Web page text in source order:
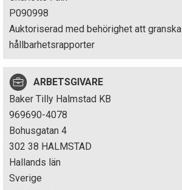
n
s
p
e
k
t
i
P090998
Auktoriserad med behörighet att granska
hållbarhetsrapporter
ARBETSGIVARE
Baker Tilly Halmstad KB
969690-4078
Bohusgatan 4
302 38 HALMSTAD
Hallands län
Sverige